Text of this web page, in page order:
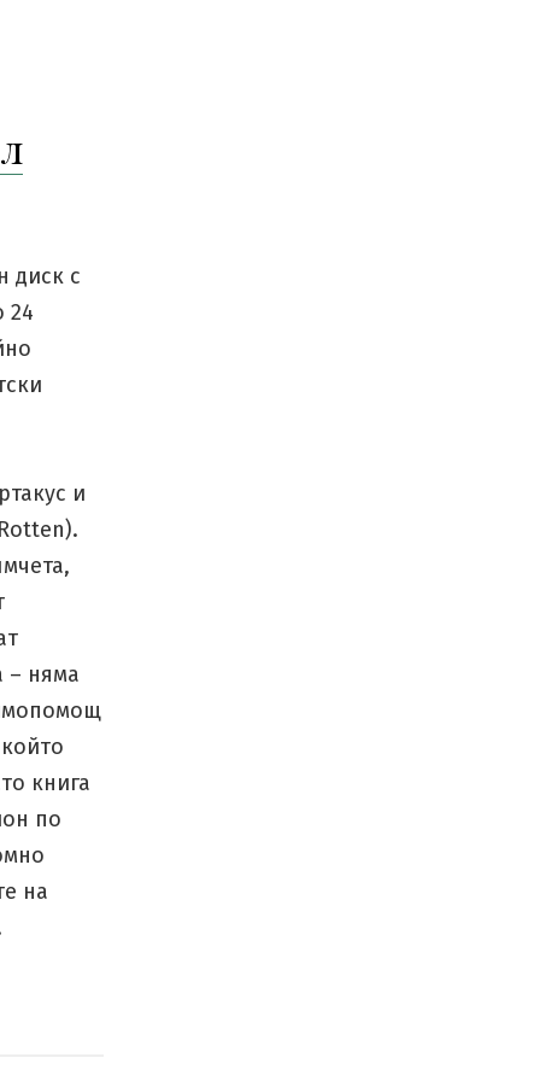
диск с
24
и
– няма
книга
по
на